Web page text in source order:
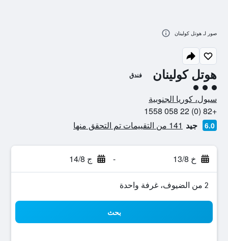
هوتل كولينان فندق
تقييم فئة 3
سيول، كوريا الجنوبية
+82 (0) 22 058 1558
6.0 جيد 141 من التقييمات تم التحقق منها
خ 13/8 - ج 14/8
2 من الضيوف، غرفة واحدة
بحث
صور لـ هوتل كولينان